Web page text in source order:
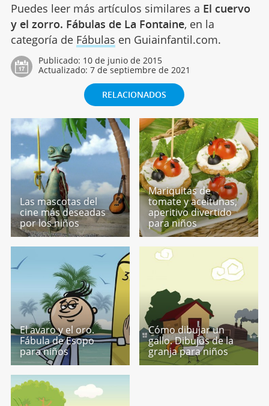
Puedes leer más artículos similares a El cuervo
y el zorro. Fábulas de La Fontaine, en la
categoría de Fábulas en Guiainfantil.com.
Publicado: 10 de junio de 2015
Actualizado: 7 de septiembre de 2021
RELACIONADOS
Las mascotas del
cine más deseadas
por los niños
Mariquitas de
tomate y aceitunas,
aperitivo divertido
para niños
El avaro y el oro.
Fábula de Esopo
para niños
Cómo dibujar un
gallo. Dibujos de la
granja para niños